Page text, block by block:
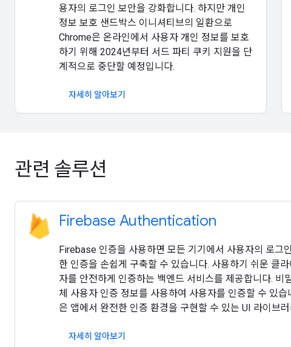
용자의 로그인 보안을 강화합니다. 하지만 개인
정보 보호 샌드박스 이니셔티브의 일환으로
Chrome은 온라인에서 사용자 개인 정보를 보호
하기 위해 2024년부터 서드 파티 쿠키 지원을 단
계적으로 중단할 예정입니다.
자세히 알아보기
관련 솔루션
Firebase Authentication
Firebase 인증을 사용하면 모든 기기에서 사용자의 로그
한 인증을 손쉽게 구축할 수 있습니다. 사용하기 쉬운 클
자를 안전하게 인증하는 백엔드 서비스를 제공합니다. 비
체 사용자 인증 정보를 사용하여 사용자를 인증할 수 있
은 앱에서 완전한 인증 환경을 구현할 수 있는 UI 라이브
자세히 알아보기